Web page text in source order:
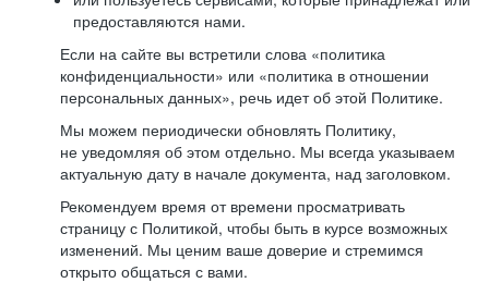
предоставляются нами.
Если на сайте вы встретили слова «политика
конфиденциальности» или «политика в отношении
персональных данных», речь идет об этой Политике.
Мы можем периодически обновлять Политику,
не уведомляя об этом отдельно. Мы всегда указываем
актуальную дату в начале документа, над заголовком.
Рекомендуем время от времени просматривать
страницу с Политикой, чтобы быть в курсе возможных
изменений. Мы ценим ваше доверие и стремимся
открыто общаться с вами.